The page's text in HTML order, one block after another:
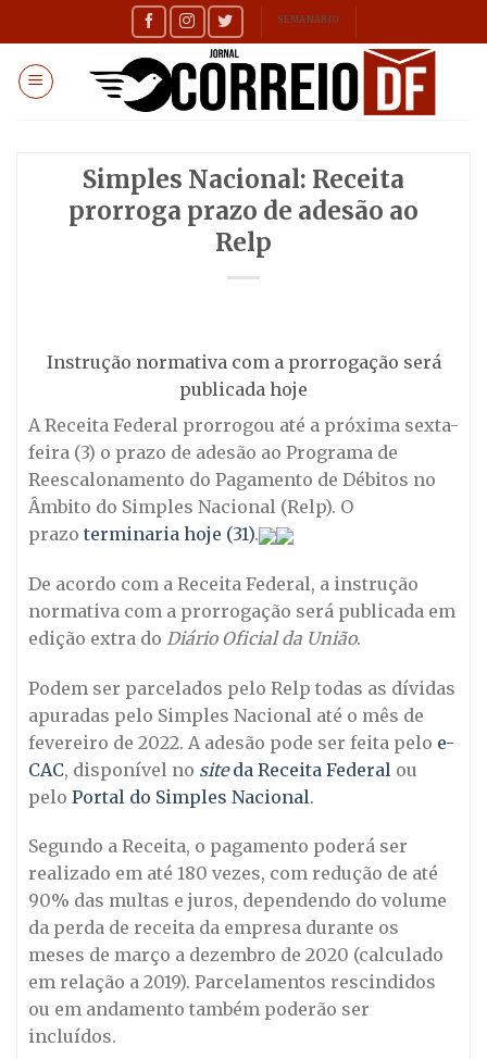
to
content
SEMANÁRIO
Simples Nacional: Receita
prorroga prazo de adesão ao
Relp
Instrução normativa com a prorrogação será
publicada hoje
A Receita Federal prorrogou até a próxima sexta-
feira (3) o prazo de adesão ao Programa de
Reescalonamento do Pagamento de Débitos no
Âmbito do Simples Nacional (Relp). O
prazo terminaria hoje (31).
De acordo com a Receita Federal, a instrução
normativa com a prorrogação será publicada em
edição extra do Diário Oficial da União.
Podem ser parcelados pelo Relp todas as dívidas
apuradas pelo Simples Nacional até o mês de
fevereiro de 2022. A adesão pode ser feita pelo e-
CAC, disponível no siteda Receita Federal ou
pelo Portal do Simples Nacional.
Segundo a Receita, o pagamento poderá ser
realizado em até 180 vezes, com redução de até
90% das multas e juros, dependendo do volume
da perda de receita da empresa durante os
meses de março a dezembro de 2020 (calculado
em relação a 2019). Parcelamentos rescindidos
ou em andamento também poderão ser
incluídos.